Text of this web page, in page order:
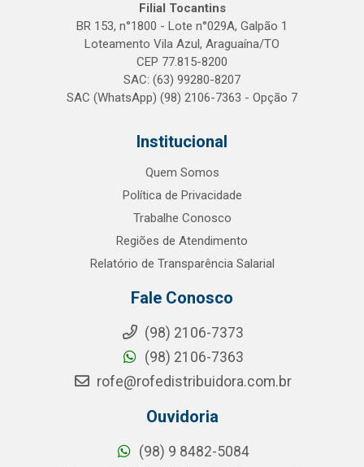
Filial Tocantins
BR 153, n°1800 - Lote n°029A, Galpão 1
Loteamento Vila Azul, Araguaína/TO
CEP 77.815-8200
SAC: (63) 99280-8207
SAC (WhatsApp) (98) 2106-7363 - Opção 7
Institucional
Quem Somos
Política de Privacidade
Trabalhe Conosco
Regiões de Atendimento
Relatório de Transparência Salarial
Fale Conosco
(98) 2106-7373
(98) 2106-7363
rofe@rofedistribuidora.com.br
Ouvidoria
(98) 9 8482-5084